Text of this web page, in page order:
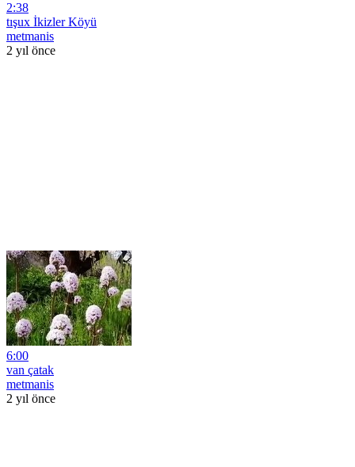
2:38
tışux İkizler Köyü
metmanis
2 yıl önce
6:00
van çatak
metmanis
2 yıl önce